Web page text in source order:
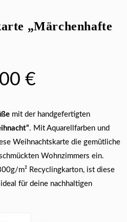
„Märchenhafte
€
mit der handgefertigten
. Mit Aquarellfarben und
Weihnachtskarte die gemütliche
Wohnzimmers ein.
m² Recyclingkarton, ist diese
für deine nachhaltigen